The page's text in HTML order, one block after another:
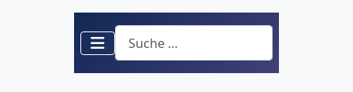
Suchen